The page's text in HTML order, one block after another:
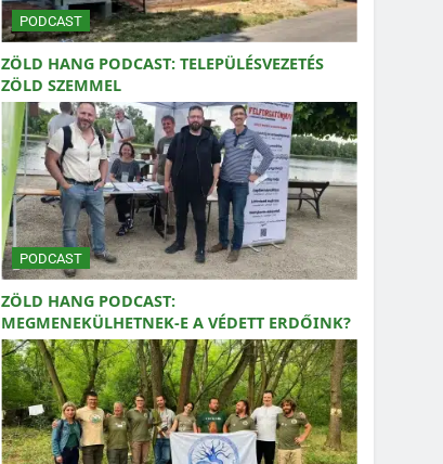
PODCAST
ZÖLD HANG PODCAST: TELEPÜLÉSVEZETÉS
ZÖLD SZEMMEL
PODCAST
ZÖLD HANG PODCAST:
MEGMENEKÜLHETNEK-E A VÉDETT ERDŐINK?